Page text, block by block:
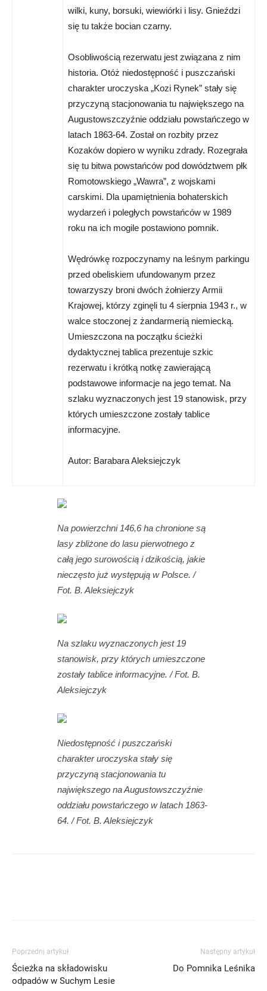
wilki, kuny, borsuki, wiewiórki i lisy. Gnieździ
się tu także bocian czarny.
Osobliwością rezerwatu jest związana z nim
historia. Otóż niedostępność i puszczański
charakter uroczyska „Kozi Rynek” stały się
przyczyną stacjonowania tu największego na
Augustowszczyźnie oddziału powstańczego w
latach 1863-64. Został on rozbity przez
Kozaków dopiero w wyniku zdrady. Rozegrała
się tu bitwa powstańców pod dowództwem płk
Romotowskiego „Wawra”, z wojskami
carskimi. Dla upamiętnienia bohaterskich
wydarzeń i poległych powstańców w 1989
roku na ich mogile postawiono pomnik.
Wędrówkę rozpoczynamy na leśnym parkingu
przed obeliskiem ufundowanym przez
towarzyszy broni dwóch żołnierzy Armii
Krajowej, którzy zginęli tu 4 sierpnia 1943 r., w
walce stoczonej z żandarmerią niemiecką.
Umieszczona na początku ścieżki
dydaktycznej tablica prezentuje szkic
rezerwatu i krótką notkę zawierającą
podstawowe informacje na jego temat. Na
szlaku wyznaczonych jest 19 stanowisk, przy
których umieszczone zostały tablice
informacyjne.
Autor: Barabara Aleksiejczyk
Na powierzchni 146,6 ha chronione są
lasy zbliżone do lasu pierwotnego z
całą jego surowością i dzikością, jakie
nieczęsto już występują w Polsce. /
Fot. B. Aleksiejczyk
Na szlaku wyznaczonych jest 19
stanowisk, przy których umieszczone
zostały tablice informacyjne. / Fot. B.
Aleksiejczyk
Niedostępność i puszczański
charakter uroczyska stały się
przyczyną stacjonowania tu
największego na Augustowszczyźnie
oddziału powstańczego w latach 1863-
64. / Fot. B. Aleksiejczyk
Poprzedni artykuł
Ścieżka na składowisku
odpadów w Suchym Lesie
Następny artykuł
Do Pomnika Leśnika